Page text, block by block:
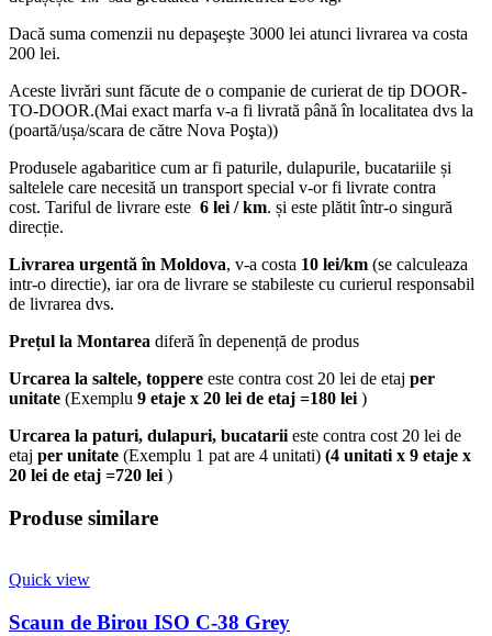
Dacă suma comenzii nu depaşeşte 3000 lei atunci livrarea va costa
200 lei.
Aceste livrări sunt făcute de o companie de curierat de tip DOOR-
TO-DOOR.(Mai exact marfa v-a fi livrată până în localitatea dvs la
(poartă/ușa/scara de către Nova Poşta))
Produsele agabaritice cum ar fi paturile, dulapurile, bucatariile și
saltelele care necesită un transport special v-or fi livrate contra
cost. Tariful de livrare este 6 lei / km. și este plătit într-o singură
direcție.
Livrarea urgentă în Moldova, v-a costa 10 lei/km (se calculeaza
intr-o directie), iar ora de livrare se stabileste cu curierul responsabil
de livrarea dvs.
Prețul la Montarea diferă în depenență de produs
Urcarea la saltele, toppere este contra cost 20 lei de etaj per
unitate (Exemplu 9 etaje x 20 lei de etaj =180 lei )
Urcarea la paturi, dulapuri, bucatarii este contra cost 20 lei de
etaj per unitate (Exemplu 1 pat are 4 unitati) (4 unitati x 9 etaje x
20 lei de etaj =720 lei )
Produse similare
Quick view
Scaun de Birou ISO C-38 Grey